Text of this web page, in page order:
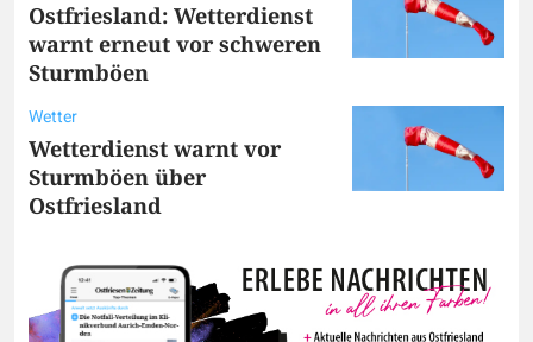
Ostfriesland: Wetterdienst
warnt erneut vor schweren
Sturmböen
Wetter
Wetterdienst warnt vor
Sturmböen über
Ostfriesland